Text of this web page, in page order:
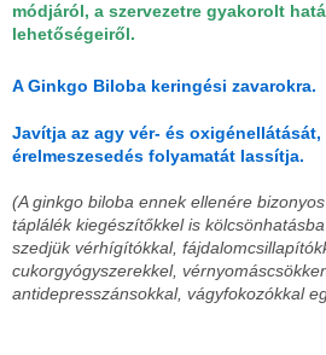
módjáról, a szervezetre gyakorolt
lehetőségeiről.
A Ginkgo Biloba keringési zavarokra.
Javítja az agy vér- és
érelmeszesedés folyamatát lassítja.
(A ginkgo biloba ennek ellenére
táplálék kiegészítőkkel is
szedjük vérhígítókkal,
cukorgyógyszerekkel,
antidepresszánsokkal, vágyfokozókkal